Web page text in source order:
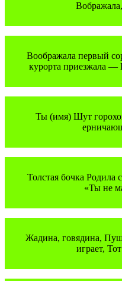
Воображала первый
курорта приезжала —
Ты (имя) Шут
Толстая бочка Родила
«Ты не
Жадина, говядина,
играет,